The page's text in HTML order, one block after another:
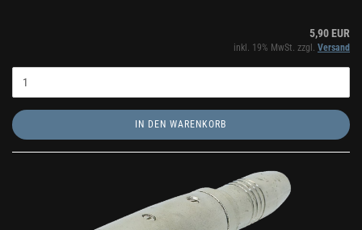
5,90 EUR
inkl. 19% MwSt. zzgl. Versand
IN DEN WARENKORB